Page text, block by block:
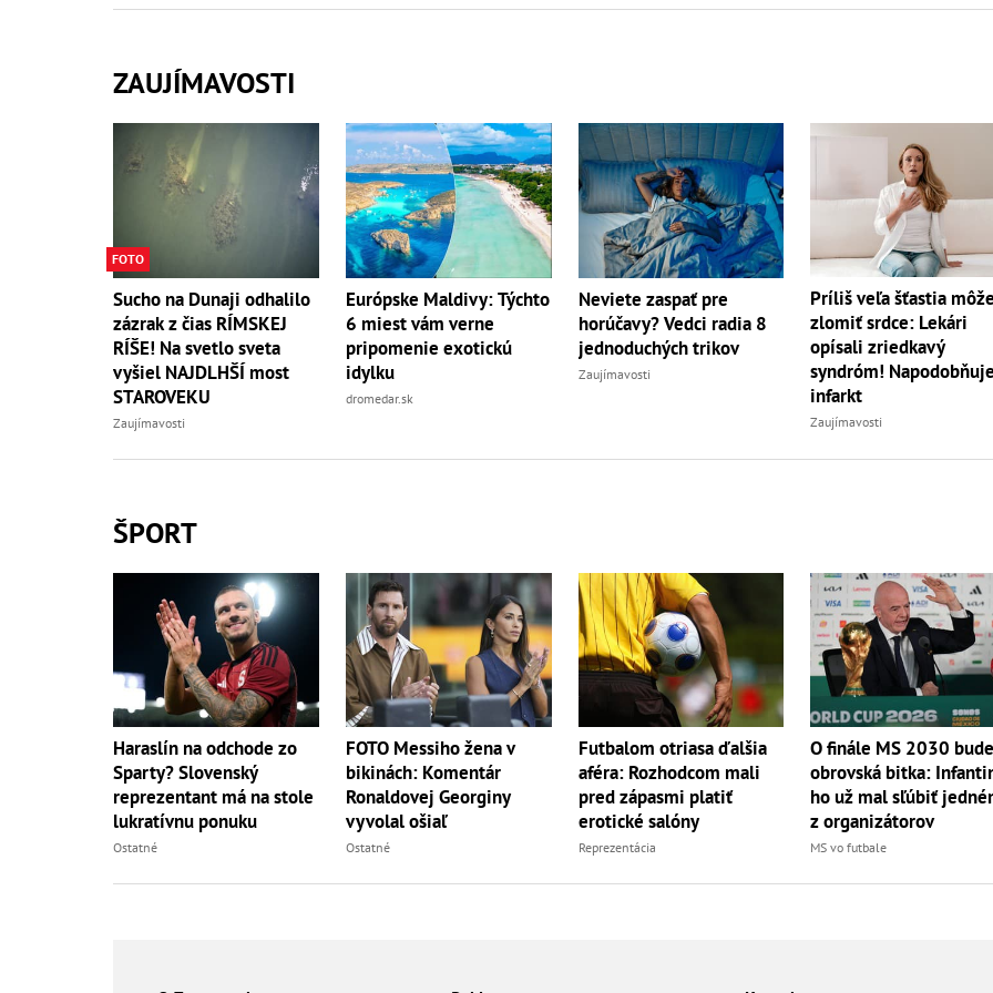
ZAUJÍMAVOSTI
FOTO
Sucho na Dunaji odhalilo
zázrak z čias RÍMSKEJ
RÍŠE! Na svetlo sveta
vyšiel NAJDLHŠÍ most
STAROVEKU
Zaujímavosti
Európske Maldivy: Týchto
6 miest vám verne
pripomenie exotickú
idylku
dromedar.sk
Neviete zaspať pre
horúčavy? Vedci radia 8
jednoduchých trikov
Zaujímavosti
Príliš veľa šťastia
zlomiť srdce: Lekári
opísali zriedkavý
syndróm!
infarkt
Zaujímavosti
ŠPORT
Haraslín na odchode zo
Sparty? Slovenský
reprezentant má na stole
lukratívnu ponuku
Ostatné
FOTO Messiho žena v
bikinách: Komentár
Ronaldovej Georginy
vyvolal ošiaľ
Ostatné
Futbalom otriasa ďalšia
aféra: Rozhodcom mali
pred zápasmi platiť
erotické salóny
Reprezentácia
O finále MS 2030
obrovská bitka:
ho už mal sľúbiť
z organizátorov
MS vo futbale